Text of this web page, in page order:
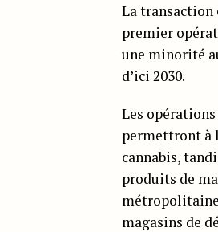
La transaction
premier
une minorité
d’ici 2030.
Les
permettront à
cannabis,
produits de
magasins de